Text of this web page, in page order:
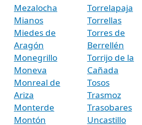
Mezalocha
Mianos
Miedes de
Aragón
Monegrillo
Moneva
Monreal de
Ariza
Monterde
Montón
Torrelapaja
Torrellas
Torres de
Berrellén
Torrijo de la
Cañada
Tosos
Trasmoz
Trasobares
Uncastillo